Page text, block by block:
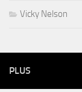
Vicky Nelson
PLUS